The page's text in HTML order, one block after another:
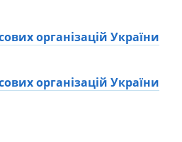
організацій України
організацій України